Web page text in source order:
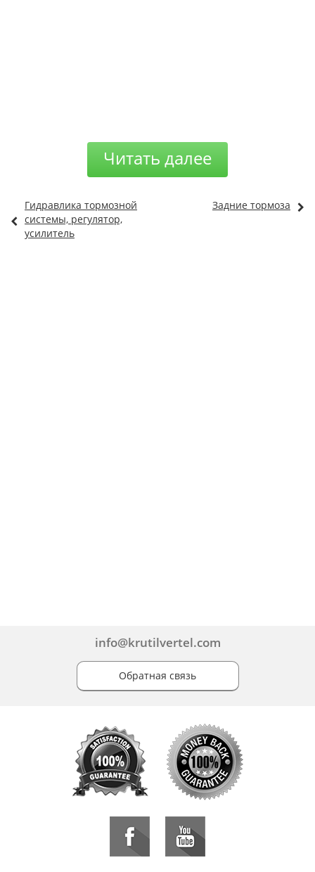
Читать далее
Гидравлика тормозной
системы, регулятор,
усилитель
Задние тормоза
info@krutilvertel.com
Обратная связь